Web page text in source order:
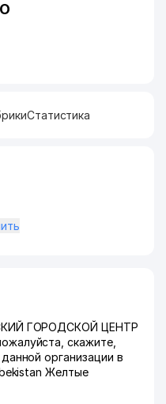
Статистика
ГОРОДСКОЙ ЦЕНТР
скажите,
организации в
Желтые